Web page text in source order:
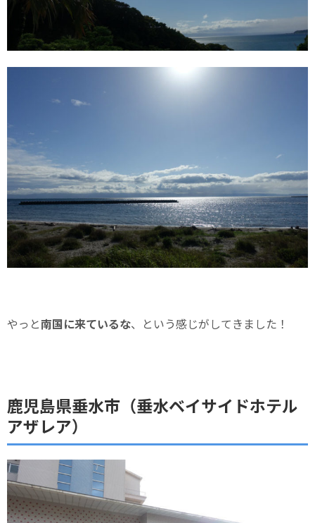
やっと南国に来ているな、という感じがしてきました！
鹿児島県垂水市（垂水ベイサイドホテル
アザレア）